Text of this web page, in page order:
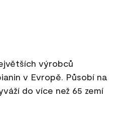
výrobců
v Evropě. Působí na
do více než 65 zemí